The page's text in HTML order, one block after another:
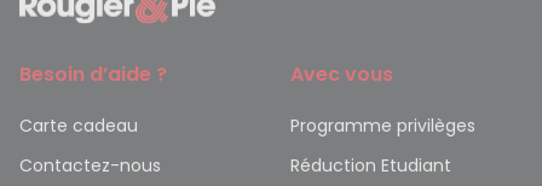
Besoin d’aide ?
Carte cadeau
Contactez-nous
Avec vous
Programme privilèges
Réduction Etudiant